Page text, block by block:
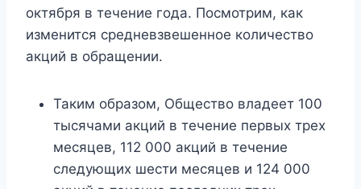
октября в течение года. Посмотрим, как
изменится средневзвешенное количество
акций в обращении.
Таким образом, Общество владеет 100
тысячами акций в течение первых трех
месяцев, 112 000 акций в течение
следующих шести месяцев и 124 000